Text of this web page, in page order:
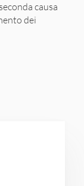
causa
dei